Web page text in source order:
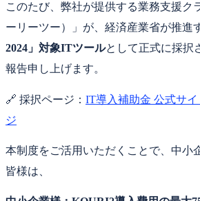
このたび、弊社が提供する業務支援ク
ーリーツー）」が、経済産業省が推進
2024」対象ITツールとして正式に採択
報告申し上げます。
🔗 採択ページ： IT導入補助金 公式サ
ジ
本制度をご活用いただくことで、中小
皆様は、